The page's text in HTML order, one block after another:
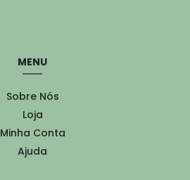
MENU
Sobre Nós
Loja
Minha Conta
Ajuda